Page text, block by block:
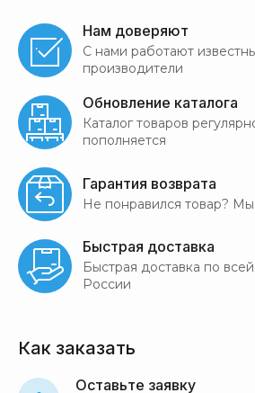
Нам доверяют
С нами работают
производители
Обновление каталога
Каталог товаров
пополняется
Гарантия возврата
Не понравился товар?
Быстрая доставка
Быстрая доставка по
России
Как заказать
Оставьте заявку